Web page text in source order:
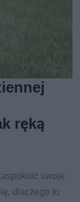
ręką
swoje
dlaczego to